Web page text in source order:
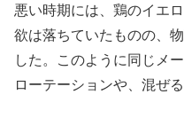
悪い時期には、鶏のイエ
欲は落ちていたものの、
した。このように同じメ
ローテーションや、混ぜ